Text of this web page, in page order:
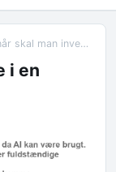
Hvornår skal man investere i en Ambu-aktie?
i en